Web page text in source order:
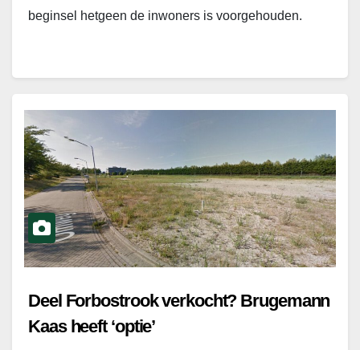
beginsel hetgeen de inwoners is voorgehouden.
Deel Forbostrook verkocht? Brugemann
Kaas heeft ‘optie’